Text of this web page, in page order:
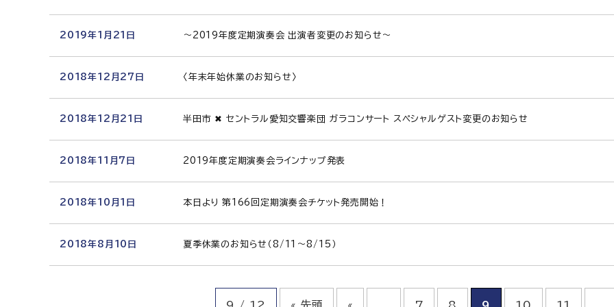
2019年1月21日 ～2019年度定期演奏会 出演者変更のお知らせ～
2018年12月27日 〈年末年始休業のお知らせ〉
2018年12月21日 半田市 ✖ セントラル愛知交響楽団 ガラコンサート スペシャルゲスト変更のお知らせ
2018年11月7日 2019年度定期演奏会ラインナップ発表
2018年10月1日 本日より 第166回定期演奏会チケット発売開始！
2018年8月10日 夏季休業のお知らせ（8/11～8/15）